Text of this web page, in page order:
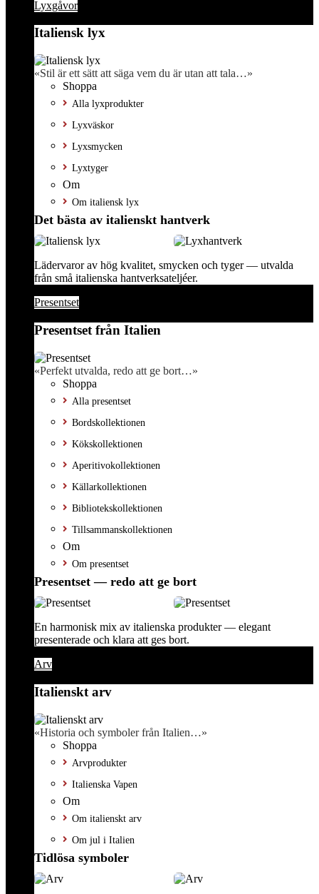
Lyxgåvor
Italiensk lyx
«Stil är ett sätt att säga vem du är utan att tala…»
Shoppa
Alla lyxprodukter
Lyxväskor
Lyxsmycken
Lyxtyger
Om
Om italiensk lyx
Det bästa av italienskt hantverk
Lädervaror av hög kvalitet, smycken och tyger — utvalda
från små italienska hantverksateljéer.
Presentset
Presentset från Italien
«Perfekt utvalda, redo att ge bort…»
Shoppa
Alla presentset
Bordskollektionen
Kökskollektionen
Aperitivokollektionen
Källarkollektionen
Bibliotekskollektionen
Tillsammanskollektionen
Om
Om presentset
Presentset — redo att ge bort
En harmonisk mix av italienska produkter — elegant
presenterade och klara att ges bort.
Arv
Italienskt arv
«Historia och symboler från Italien…»
Shoppa
Arvprodukter
Italienska Vapen
Om
Om italienskt arv
Om jul i Italien
Tidlösa symboler